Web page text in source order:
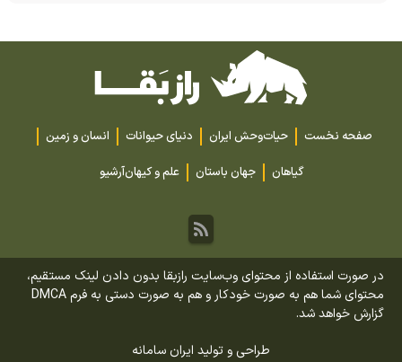
صفحه نخست حیات‌وحش ایران دنیای حیوانات
انسان و زمین
گیاهان
جهان باستان علم و کیهانآرشیو
در صورت استفاده از محتوای وب‌سایت رازبقا بدون دادن لینک مستقیم،
محتوای شما هم به صورت خودکار و هم به صورت دستی به فرم DMCA
گزارش خواهد شد.
طراحی و تولید ایران سامانه